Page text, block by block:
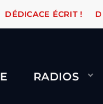
ORANGE ROAD QUI
DÉDICACE ÉCRIT !
RADIOS